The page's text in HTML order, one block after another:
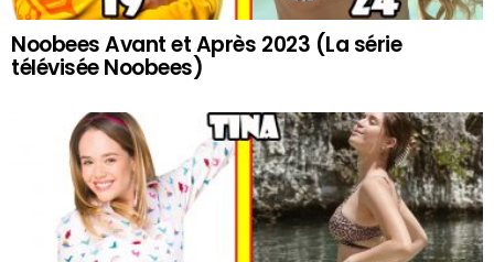
Noobees Avant et Après 2023 (La série
télévisée Noobees)